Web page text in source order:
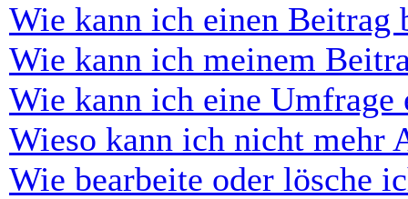
Wie kann ich einen Beitrag
Wie kann ich meinem
Wie kann ich eine Umfrage
Wieso kann ich nicht mehr
Wie bearbeite oder lösche